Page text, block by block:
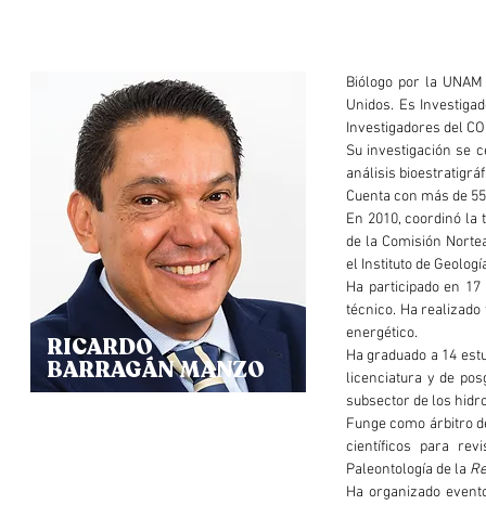
RICARDO
BARRAGÁN MANZO
Biólogo por la
Unidos. Es
Investigadores del
Su investigación se
análisis
Cuenta con más de
En 2010, coordinó
de la Comisión
el Instituto de
Ha participado en
técnico. Ha
energético.
Ha graduado a 14
licenciatura y de
subsector de los
Funge como árbitro
científicos para
Paleontología de la
Ha organizado